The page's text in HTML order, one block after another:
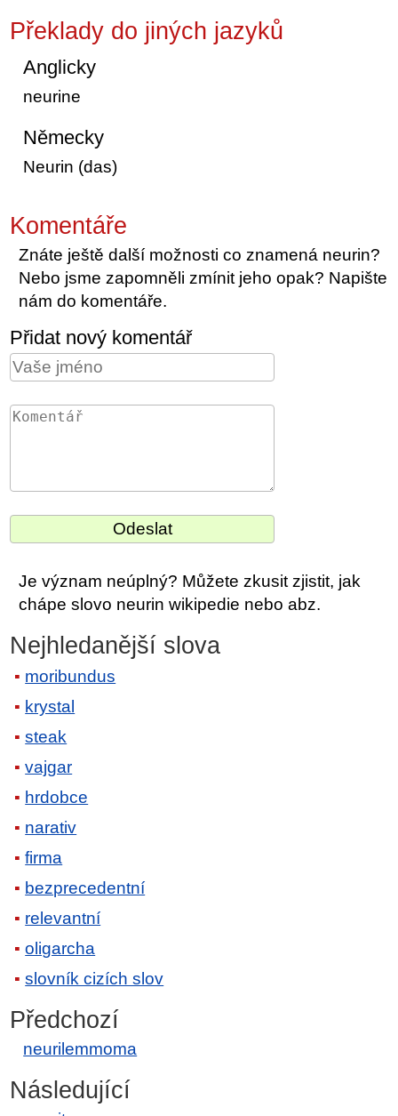
Překlady do jiných jazyků
Anglicky
neurine
Německy
Neurin (das)
Komentáře
Znáte ještě další možnosti co znamená neurin?
Nebo jsme zapomněli zmínit jeho opak? Napište
nám do komentáře.
Přidat nový komentář
Je význam neúplný? Můžete zkusit zjistit, jak
chápe slovo neurin wikipedie nebo abz.
Nejhledanější slova
moribundus
krystal
steak
vajgar
hrdobce
narativ
firma
bezprecedentní
relevantní
oligarcha
slovník cizích slov
Předchozí
neurilemmoma
Následující